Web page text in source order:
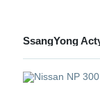
SsangYong